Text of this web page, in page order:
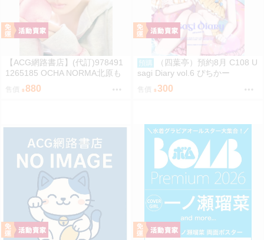
【ACG網路書店】(代訂)978491
1265185 OCHA NORMA北原も
も 寫真集「もももてぃーん。」
880
預購
（四葉亭）預約8月 C108 U
sagi Diary vol.6 ぴちかー
300